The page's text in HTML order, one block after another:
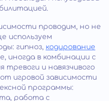
проводим, но не
используем
гипноз, кодирование
иногда в комбинации с
тревоги и навязчивого
игровой зависимости
программы:
работа с